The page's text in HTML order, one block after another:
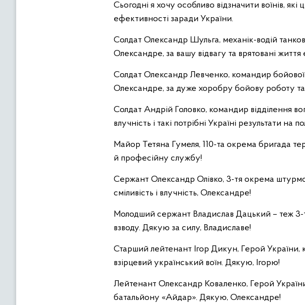
Сьогодні я хочу особливо відзначити воїнів,
ефективності заради України.
Солдат Олександр Шульга, механік-водій
Олександре, за вашу відвагу та врятовані життя
Солдат Олександр Левченко, командир
Олександре, за дуже хоробру бойову роботу
Солдат Андрій Головко, командир відділення
влучність і такі потрібні Україні результати на
Майор Тетяна Гумеля, 110-та окрема бригада
й професійну службу!
Сержант Олександр Олівко, 3-тя окрема
сміливість і влучність, Олександре!
Молодший сержант Владислав Дацький – теж
взводу. Дякую за силу, Владиславе!
Старший лейтенант Ігор Дикун, Герой
взірцевий український воїн. Дякую, Ігорю!
Лейтенант Олександр Коваленко, Герой
батальйону «Айдар». Дякую, Олександре!